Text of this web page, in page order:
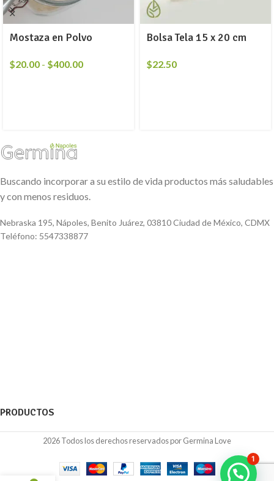
Mostaza en Polvo
$20.00 - $400.00
Bolsa Tela 15 x 20 cm
$22.50
Buscando incorporar a su estilo de vida productos más saludables
y con menos residuos.
Nebraska 195, Nápoles, Benito Juárez, 03810 Ciudad de México, CDMX
Teléfono: 5547338877
PRODUCTOS
2026 Todos los derechos reservados por Germina Love
1